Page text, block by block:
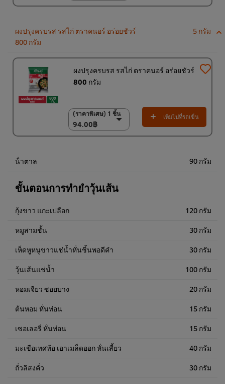
(ราคาพิเศษ) แพ็ค 15
1,350.00฿
ผงปรุงครบรส รสไก่ ตราคนอร์ อร่อยชัวร์
800 กรัม
5 กรัม
ผงปรุงครบรส รสไก่ ตราคนอร์ อร่อยชัวร์
800 กรัม
(ราคาพิเศษ) 1 ชิ้น
94.00฿
(ราคาพิเศษ) 1 ชิ้น
94.00฿
(ราคาพิเศษ) แพ็ค 10
เพิ่มไปที่รถเข็น
น้ําตาล 90 กรัม
ขั้นตอนการทำยำวุ้นเส้น
กุ้งขาว แกะเปลือก 120 กรัม
หมูสามชั้น 30 กรัม
เห็ดหูหนูขาวแช่น้ำหั่นชิ้นพอดีคำ 30 กรัม
วุ้นเส้นแช่น้ำ 100 กรัม
หอมเจียว ซอยบาง 20 กรัม
ต้นหอม หั่นท่อน 15 กรัม
เซอเลอรี่ หั่นท่อน 15 กรัม
มะเขือเทศท้อ เอาเมล็ดออก หั่นเสี้ยว 40 กรัม
ถั่วลิสงคั่ว 30 กรัม